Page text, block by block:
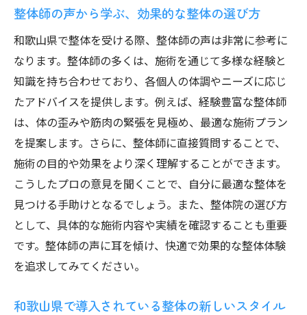
整体師の声から学ぶ、効果的な整体の選び方
和歌山県で整体を受ける際、整体師の声は非常に参考に
なります。整体師の多くは、施術を通じて多様な経験と
知識を持ち合わせており、各個人の体調やニーズに応じ
たアドバイスを提供します。例えば、経験豊富な整体師
は、体の歪みや筋肉の緊張を見極め、最適な施術プラン
を提案します。さらに、整体師に直接質問することで、
施術の目的や効果をより深く理解することができます。
こうしたプロの意見を聞くことで、自分に最適な整体を
見つける手助けとなるでしょう。また、整体院の選び方
として、具体的な施術内容や実績を確認することも重要
です。整体師の声に耳を傾け、快適で効果的な整体体験
を追求してみてください。
和歌山県で導入されている整体の新しいスタイル